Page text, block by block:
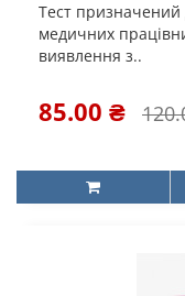
Тест призначений
медичних
виявлення з..
85.00 ₴